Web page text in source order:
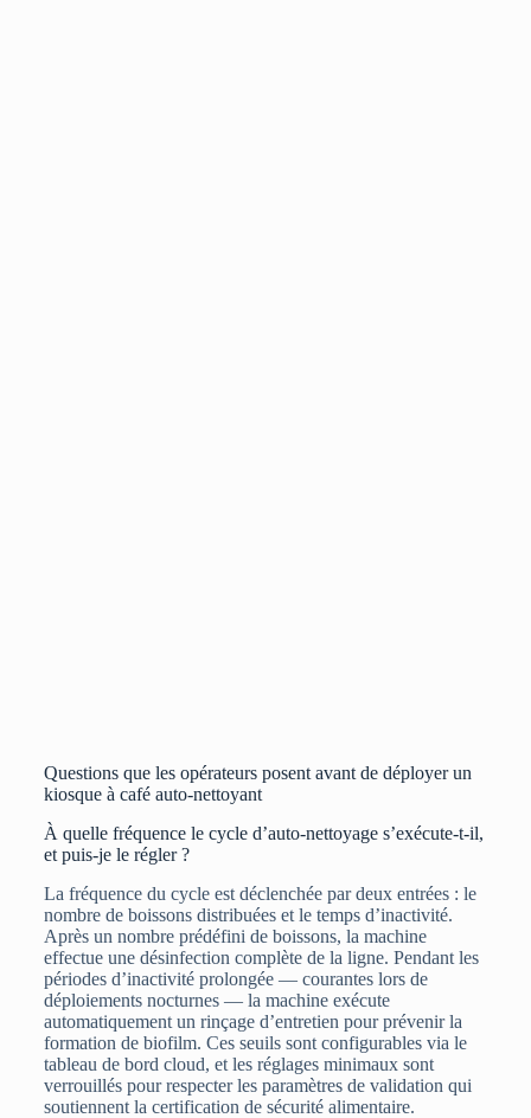
Questions que les opérateurs posent avant de déployer un
kiosque à café auto-nettoyant
À quelle fréquence le cycle d’auto-nettoyage s’exécute-t-il,
et puis-je le régler ?
La fréquence du cycle est déclenchée par deux entrées : le
nombre de boissons distribuées et le temps d’inactivité.
Après un nombre prédéfini de boissons, la machine
effectue une désinfection complète de la ligne. Pendant les
périodes d’inactivité prolongée — courantes lors de
déploiements nocturnes — la machine exécute
automatiquement un rinçage d’entretien pour prévenir la
formation de biofilm. Ces seuils sont configurables via le
tableau de bord cloud, et les réglages minimaux sont
verrouillés pour respecter les paramètres de validation qui
soutiennent la certification de sécurité alimentaire.